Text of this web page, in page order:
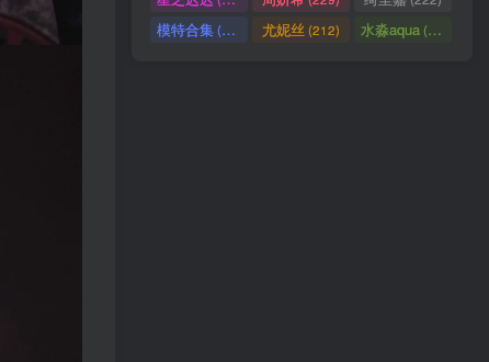
模特合集(218) 尤妮丝 (212) 水淼aqua (172)